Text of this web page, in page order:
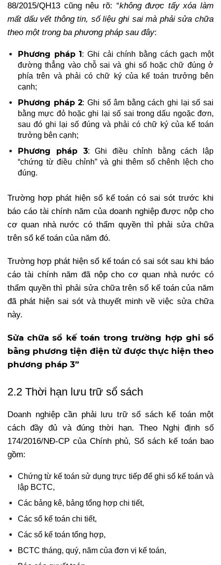
88/2015/QH13 cũng nêu rõ: “không được tẩy xóa làm
mất dấu vết thông tin, số liệu ghi sai mà phải sửa chữa
theo một trong ba phương pháp sau đây:
Phương pháp 1: Ghi cải chính bằng cách gạch một
đường thẳng vào chỗ sai và ghi số hoặc chữ đúng ở
phía trên và phải có chữ ký của kế toán trưởng bên
cạnh;
Phương pháp 2: Ghi số âm bằng cách ghi lại số sai
bằng mực đỏ hoặc ghi lại số sai trong dấu ngoặc đơn,
sau đó ghi lại số đúng và phải có chữ ký của kế toán
trưởng bên cạnh;
Phương pháp 3: Ghi điều chỉnh bằng cách lập
“chứng từ điều chỉnh” và ghi thêm số chênh lệch cho
đúng.
Trường hợp phát hiện sổ kế toán có sai sót trước khi
báo cáo tài chính năm của doanh nghiệp được nộp cho
cơ quan nhà nước có thẩm quyền thì phải sửa chữa
trên sổ kế toán của năm đó.
Trường hợp phát hiện sổ kế toán có sai sót sau khi báo
cáo tài chính năm đã nộp cho cơ quan nhà nước có
thẩm quyền thì phải sửa chữa trên sổ kế toán của năm
đã phát hiện sai sót và thuyết minh về việc sửa chữa
này.
Sửa chữa sổ kế toán trong trường hợp ghi sổ
bằng phương tiện điện tử được thực hiện theo
phương pháp 3”
2.2 Thời hạn lưu trữ sổ sách
Doanh nghiệp cần phải lưu trữ sổ sách kế toán một
cách đầy đủ và đúng thời hạn.Theo Nghị định số
174/2016/NĐ-CP của Chính phủ, Sổ sách kế toán bao
gồm:
Chứng từ kế toán sử dụng trực tiếp để ghi sổ kế toán và
lập BCTC,
Các bảng kê, bảng tổng hợp chi tiết,
Các sổ kế toán chi tiết,
Các sổ kế toán tổng hợp,
BCTC tháng, quý, năm của đơn vị kế toán,